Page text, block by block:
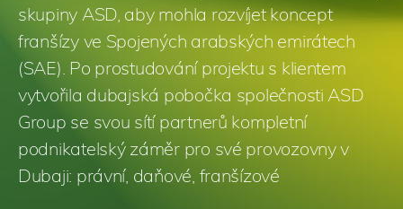
skupiny ASD, aby mohla rozvíjet koncept
franšízy ve Spojených arabských emirátech
(SAE). Po prostudování projektu s klientem
vytvořila dubajská pobočka společnosti ASD
Group se svou sítí partnerů kompletní
podnikatelský záměr pro své provozovny v
Dubaji: právní, daňové, franšízové